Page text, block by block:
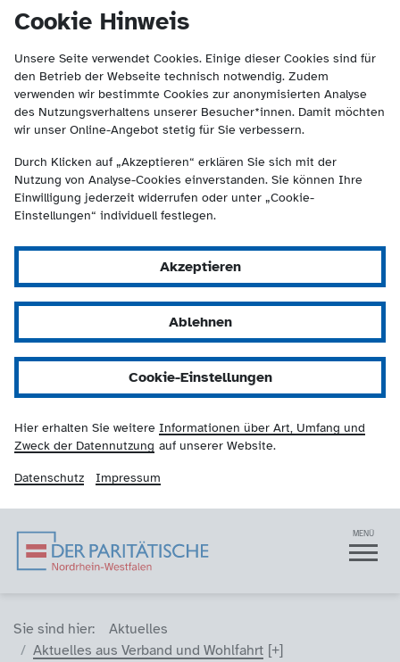
Cookie Hinweis
Unsere Seite verwendet Cookies. Einige dieser Cookies sind für
den Betrieb der Webseite technisch notwendig. Zudem
verwenden wir bestimmte Cookies zur anonymisierten Analyse
des Nutzungsverhaltens unserer Besucher*innen. Damit möchten
wir unser Online-Angebot stetig für Sie verbessern.
Durch Klicken auf „Akzeptieren“ erklären Sie sich mit der
Nutzung von Analyse-Cookies einverstanden. Sie können Ihre
Einwilligung jederzeit widerrufen oder unter „Cookie-
Einstellungen“ individuell festlegen.
Akzeptieren
Ablehnen
Cookie-Einstellungen
Hier erhalten Sie weitere Informationen über Art, Umfang und
Zweck der Datennutzung auf unserer Website.
Datenschutz Impressum
Der Paritätische NRW
springen
(Kontakt und Suche) springen.
Navigation MENÜ
Sie sind hier (Breadcrumb)
Sie sind hier:
Aktuelles
Aktuelles aus Verband und Wohlfahrt